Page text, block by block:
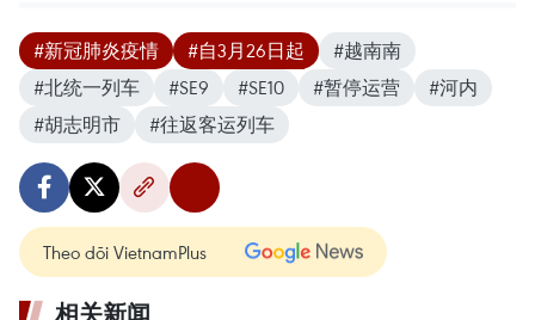
#新冠肺炎疫情 #自3月26日起
#越南南
#北统一列车
#SE9 #SE10 #暂停运营
#河内
#胡志明市
#往返客运列车
Theo dõi VietnamPlus
相关新闻